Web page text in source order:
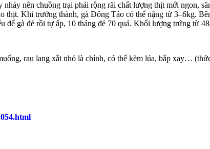
nên chuồng trại phải rộng rãi chất lượng thịt mới ngon,
thịt. Khi trưởng thành, gà Đông Tảo có thể nặng từ 3–6kg.
để gà đẻ rồi tự ấp, 10 tháng đẻ 70 quả. Khối lượng trứng từ
rau lang xắt nhỏ là chính, có thể kèm lúa, bắp xay…